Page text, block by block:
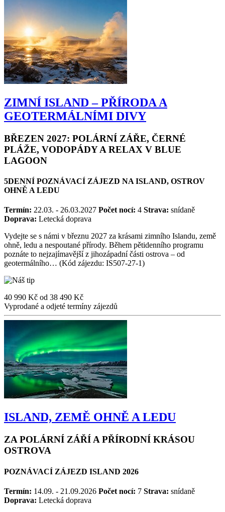
ZIMNÍ ISLAND – PŘÍRODA A
GEOTERMÁLNÍMI DIVY
BŘEZEN 2027: POLÁRNÍ ZÁŘE, ČERNÉ
PLÁŽE, VODOPÁDY A RELAX V BLUE
LAGOON
5DENNÍ POZNÁVACÍ ZÁJEZD NA ISLAND, OSTROV
OHNĚ A LEDU
Termín: 22.03. - 26.03.2027 Počet nocí: 4 Strava: snídaně
Doprava: Letecká doprava
Vydejte se s námi v březnu 2027 za krásami zimního Islandu, země
ohně, ledu a nespoutané přírody. Během pětidenního programu
poznáte to nejzajímavější z jihozápadní části ostrova – od
geotermálního… (Kód zájezdu: IS507-27-1)
40 990 Kč od 38 490 Kč
Vyprodané a odjeté termíny zájezdů
ISLAND, ZEMĚ OHNĚ A LEDU
ZA POLÁRNÍ ZÁŘÍ A PŘÍRODNÍ KRÁSOU
OSTROVA
POZNÁVACÍ ZÁJEZD ISLAND 2026
Termín: 14.09. - 21.09.2026 Počet nocí: 7 Strava: snídaně
Doprava: Letecká doprava